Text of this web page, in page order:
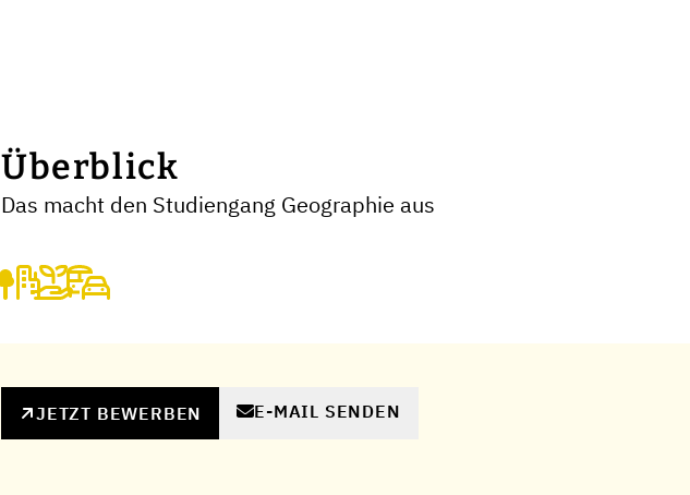
Überblick
Das macht den Studiengang Geographie aus
JETZT BEWERBEN E-MAIL SENDEN